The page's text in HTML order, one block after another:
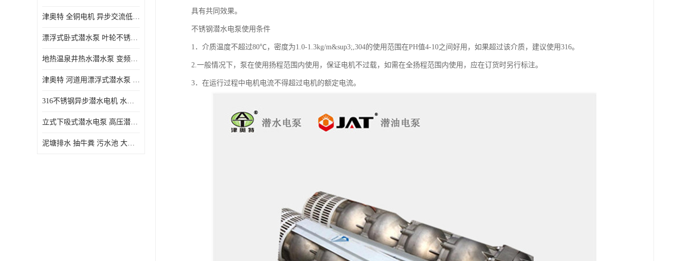
津奥特 全铜电机 异步交流低压潜水电机 运行稳定售后质保 致电咨询
漂浮式卧式潜水泵 叶轮不锈钢材质 大流量 变频抽水泵 厂家质保售后
地热温泉井热水潜水泵 变频不锈钢 130直径油泵 高温深井泵 津奥特
津奥特 河道用漂浮式潜水泵 不锈钢泵轴 大口径大流量 产品可定制
316不锈钢异步潜水电机 水冷式 可连续运行 定制功率电压 奥特泵业
立式下吸式潜水电泵 高压潜水排沙泵 大功率 深水施工作业 型号可定制
泥塘排水 抽牛粪 污水池 大口径潜水螺旋离心泵 材质特征 奥特泵业
具有共同效果。
不锈钢潜水电泵使用条件
1．介质温度不超过80℃，密度为1.0-1.3kg/m&sup3;,304的使用范围在PH值4-10之间好用，如果超过该介质，建议使用316。
2.一般情况下，泵在使用扬程范围内使用，保证电机不过载，如需在全扬程范围内使用，应在订货时另行标注。
3．在运行过程中电机电流不得超过电机的额定电流。